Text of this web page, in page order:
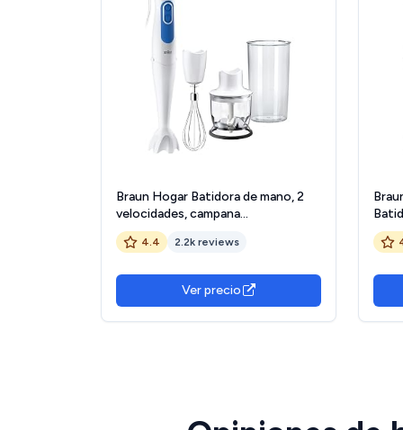
Braun Hogar Batidora de mano, 2
velocidades, campana
antisalpicaduras, 3 accesorios,
minipicadora 350 ml, varillas, Blanco
4.4 2.2k reviews
Ver precio
vaso